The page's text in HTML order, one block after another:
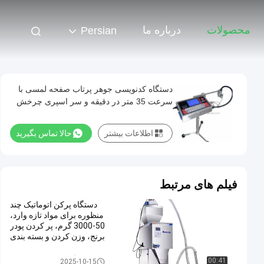
محصولات درباره ما Persian
دستگاه کدنویسی جوهر پرتاب صفحه لمسی با
سرعت 35 متر در دقیقه و سر اسپری چرخش
حالا تماس بگیرید اطلاعات بیشتر
فیلم های مرتبط
00:41
دستگاه پرکن اتوماتیک چند
منظوره برای مواد تازه وارد،
50-3000 گرم، پر کردن پودر
برنج، وزن کردن و بسته بندی
دستگاه بسته بندی اتوماتیک
2025-10-15